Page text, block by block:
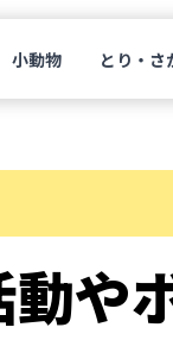
小動物 とり・さ
や